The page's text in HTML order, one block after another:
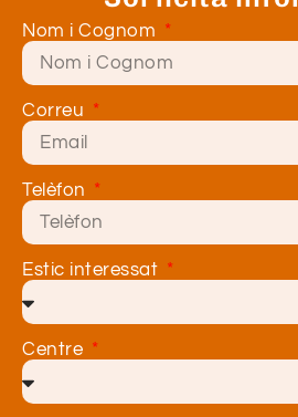
Nom i Cognom
Correu
Telèfon
Estic interessat
Centre